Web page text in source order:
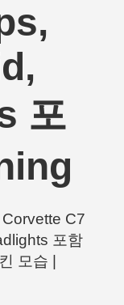
포
C7
포함
모습 |